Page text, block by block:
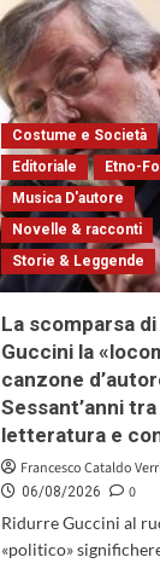
Costume e Società
Editoriale
Etno-
Musica D'autore
Novelle & racconti
Storie & Leggende
La scomparsa
Guccini la
canzone
Sessant’anni
letteratura e
Francesco Cataldo
06/08/2026
0
Ridurre Guccini al
«politico»